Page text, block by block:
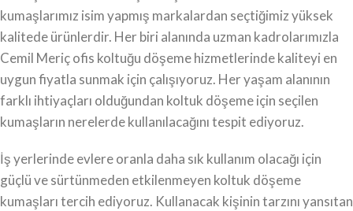
kumaşlarımız isim yapmış markalardan seçtiğimiz yüksek
kalitede ürünlerdir. Her biri alanında uzman kadrolarımızla
Cemil Meriç ofis koltuğu döşeme hizmetlerinde kaliteyi en
uygun fiyatla sunmak için çalışıyoruz. Her yaşam alanının
farklı ihtiyaçları olduğundan koltuk döşeme için seçilen
kumaşların nerelerde kullanılacağını tespit ediyoruz.
İş yerlerinde evlere oranla daha sık kullanım olacağı için
güçlü ve sürtünmeden etkilenmeyen koltuk döşeme
kumaşları tercih ediyoruz. Kullanacak kişinin tarzını yansıtan